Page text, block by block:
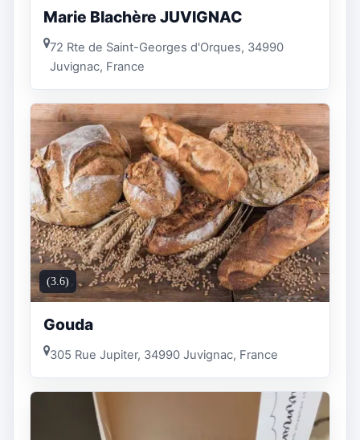
Marie Blachère JUVIGNAC
72 Rte de Saint-Georges d'Orques, 34990
Juvignac, France
(3.6)
Gouda
305 Rue Jupiter, 34990 Juvignac, France